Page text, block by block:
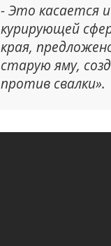
- Это касается
курирующей
края,
старую яму,
против свалки».